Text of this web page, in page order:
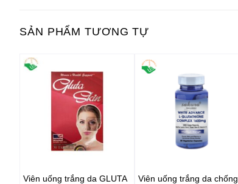
SẢN PHẨM TƯƠNG TỰ
Viên uống trắng da GLUTA
Viên uống trắng da chống